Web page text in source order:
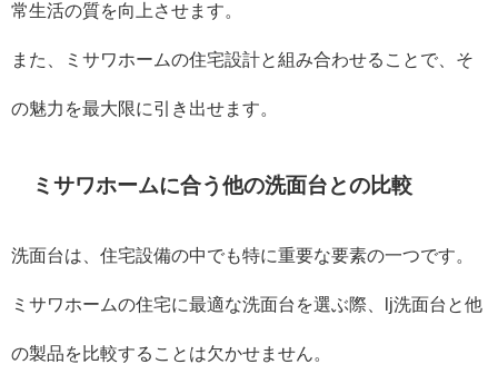
常生活の質を向上させます。
また、ミサワホームの住宅設計と組み合わせることで、そ
の魅力を最大限に引き出せます。
ミサワホームに合う他の洗面台との比較
洗面台は、住宅設備の中でも特に重要な要素の一つです。
ミサワホームの住宅に最適な洗面台を選ぶ際、lj洗面台と他
の製品を比較することは欠かせません。